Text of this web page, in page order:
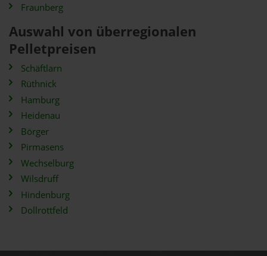
Fraunberg
Auswahl von überregionalen
Pelletpreisen
Schäftlarn
Rüthnick
Hamburg
Heidenau
Börger
Pirmasens
Wechselburg
Wilsdruff
Hindenburg
Dollrottfeld